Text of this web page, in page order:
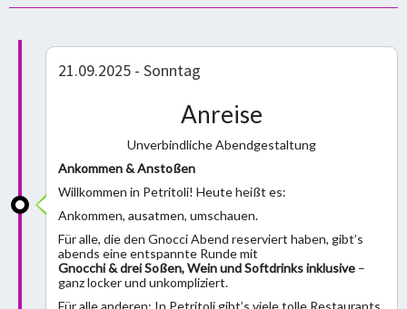
21.09.2025 - Sonntag
Anreise
Unverbindliche Abendgestaltung
Ankommen & Anstoßen
Willkommen in Petritoli! Heute heißt es:
Ankommen, ausatmen, umschauen.
Für alle, die den Gnocci Abend reserviert haben, gibt’s
abends eine entspannte Runde mit
Gnocchi & drei Soßen, Wein und Softdrinks inklusive–
ganz locker und unkompliziert.
Für alle anderen: In Petritoli gibt’s viele tolle Restaurants